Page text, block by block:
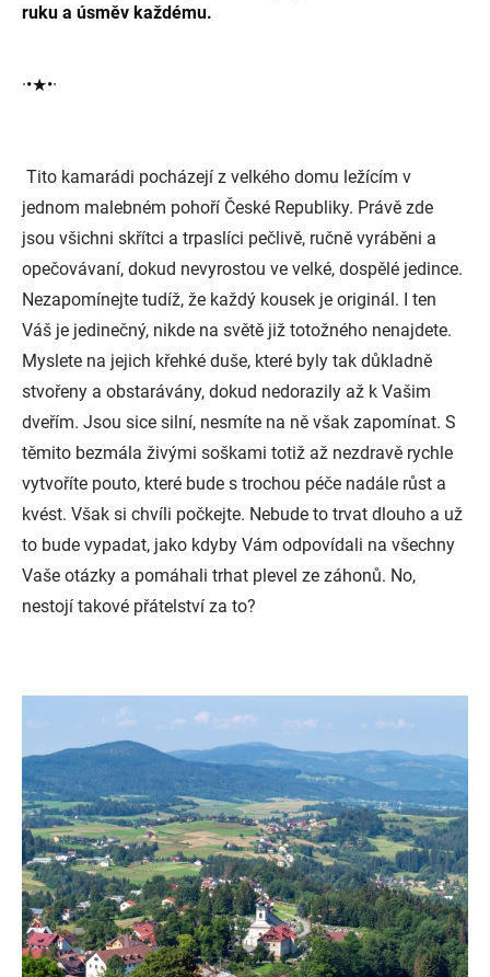
ruku a úsměv každému.
·•★•·
Tito kamarádi pocházejí z velkého domu ležícím v
jednom malebném pohoří České Republiky. Právě zde
jsou všichni skřítci a trpaslíci pečlivě, ručně vyráběni a
opečovávaní, dokud nevyrostou ve velké, dospělé jedince.
Nezapomínejte tudíž, že každý kousek je originál. I ten
Váš je jedinečný, nikde na světě již totožného nenajdete.
Myslete na jejich křehké duše, které byly tak důkladně
stvořeny a obstarávány, dokud nedorazily až k Vašim
dveřím. Jsou sice silní, nesmíte na ně však zapomínat. S
těmito bezmála živými soškami totiž až nezdravě rychle
vytvoříte pouto, které bude s trochou péče nadále růst a
kvést. Však si chvíli počkejte. Nebude to trvat dlouho a už
to bude vypadat, jako kdyby Vám odpovídali na všechny
Vaše otázky a pomáhali trhat plevel ze záhonů. No,
nestojí takové přátelství za to?